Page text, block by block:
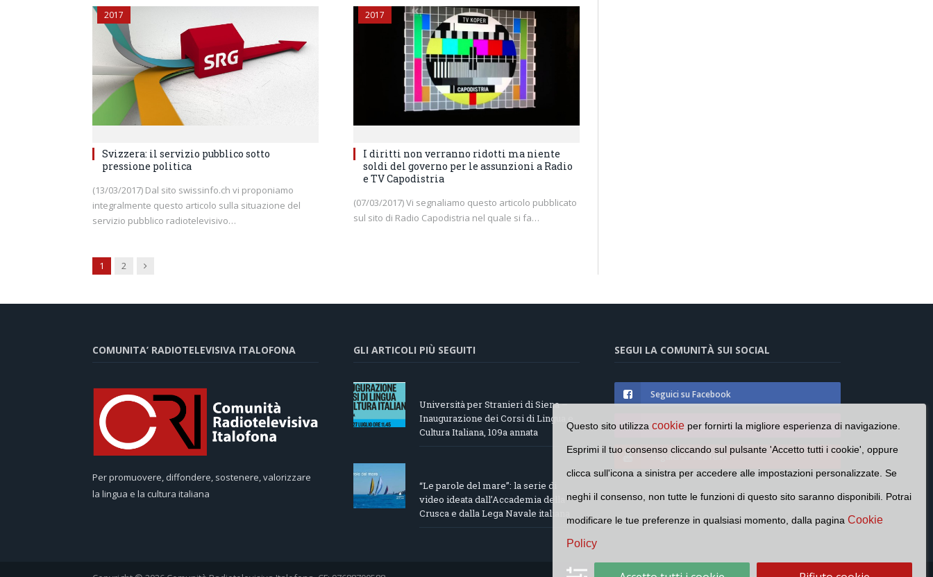
2017
Svizzera: il servizio pubblico sotto
pressione politica
(13/03/2017) Dal sito swissinfo.ch vi proponiamo
integralmente questo articolo sulla situazione del
servizio pubblico radiotelevisivo…
2017
I diritti non verranno ridotti ma niente
soldi del governo per le assunzioni a Radio
e TV Capodistria
(07/03/2017) Vi segnaliamo questo articolo pubblicato
sul sito di Radio Capodistria nel quale si fa…
1 2 Next
COMUNITA’ RADIOTELEVISIVA ITALOFONA
Per promuovere, diffondere, sostenere, valorizzare
la lingua e la cultura italiana
GLI ARTICOLI PIÙ SEGUITI
Università per Stranieri di Siena –
Inaugurazione dei Corsi di Lingua e
Cultura Italiana, 109a annata
“Le parole del mare”: la serie di
video ideata dall’Accademia della
Crusca e dalla Lega Navale italiana
SEGUI LA COMUNITÀ SUI SOCIAL
Seguici su Facebook
Seguici su Instagram
Seguici su YouTube
Questo sito utilizzacookie per fornirti la migliore esperienza di navigazione.
Esprimi il tuo consenso cliccando sul pulsante 'Accetto tutti i cookie', oppure
clicca sull'icona a sinistra per accedere alle impostazioni personalizzate. Se
neghi il consenso, non tutte le funzioni di questo sito saranno disponibili. Potrai
modificare le tue preferenze in qualsiasi momento, dalla pagina Cookie
Policy